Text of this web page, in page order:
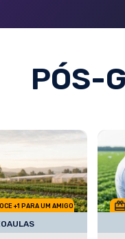
PÓS-
+1 PARA UM AMIGO